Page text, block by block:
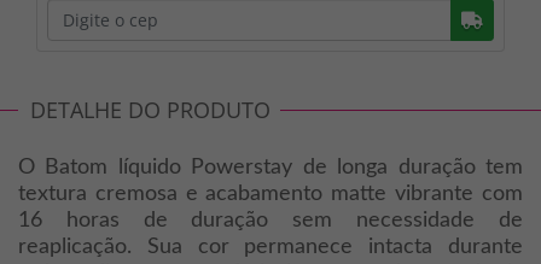
DETALHE DO PRODUTO
O Batom líquido Powerstay de longa duração tem
textura cremosa e acabamento matte vibrante com
16 horas de duração sem necessidade de
reaplicação. Sua cor permanece intacta durante